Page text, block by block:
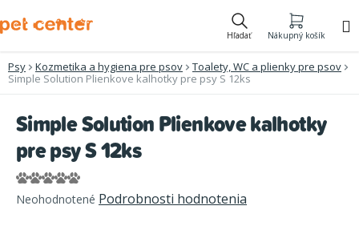
na
Hľadať Nákupný košík
Psy Kozmetika a hygiena pre psov
Toalety, WC a plienky pre psov
Simple Solution Plienkove kalhotky pre psy S 12ks
Simple Solution Plienkove kalhotky
pre psy S 12ks
Priemerné
hodnotenie
Neohodnotené Podrobnosti hodnotenia